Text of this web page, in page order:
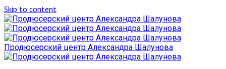
Skip to content
Продюсерский центр Александра Шалунова